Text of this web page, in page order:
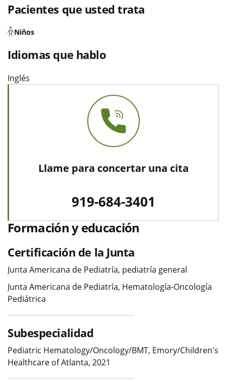
Pacientes que usted trata
Niños
Idiomas que hablo
Inglés
Llame para concertar una cita
919-684-3401
Formación y educación
Certificación de la Junta
Junta Americana de Pediatría, pediatría general
Junta Americana de Pediatría, Hematología-Oncología
Pediátrica
Subespecialidad
Pediatric Hematology/Oncology/BMT, Emory/Children's
Healthcare of Atlanta, 2021